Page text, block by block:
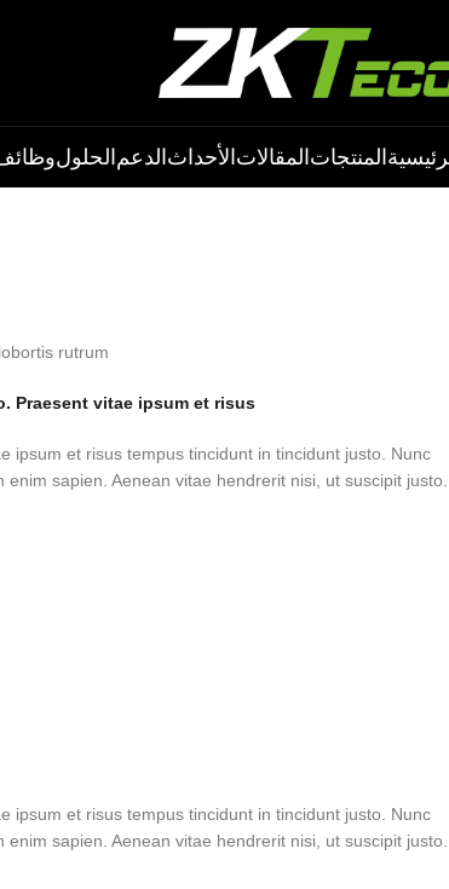
المنتجاتالمقالاتالأحداثالدعمالحلول
Praesent vitae ipsum et risus.
ipsum et risus tempus tincidunt in tincidunt justo. Nunc
sapien. Aenean vitae hendrerit nisi, ut suscipit justo.
ipsum et risus tempus tincidunt in tincidunt justo. Nunc
sapien. Aenean vitae hendrerit nisi, ut suscipit justo.